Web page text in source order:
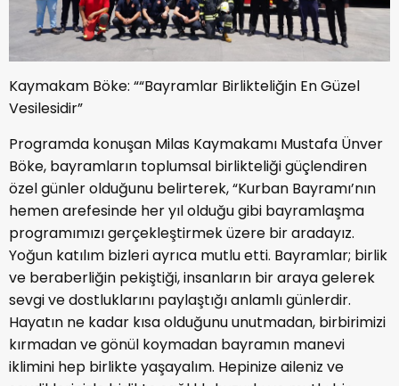
Kaymakam Böke: ““Bayramlar Birlikteliğin En Güzel
Vesilesidir”
Programda konuşan Milas Kaymakamı Mustafa Ünver
Böke, bayramların toplumsal birlikteliği güçlendiren
özel günler olduğunu belirterek, “Kurban Bayramı’nın
hemen arefesinde her yıl olduğu gibi bayramlaşma
programımızı gerçekleştirmek üzere bir aradayız.
Yoğun katılım bizleri ayrıca mutlu etti. Bayramlar; birlik
ve beraberliğin pekiştiği, insanların bir araya gelerek
sevgi ve dostluklarını paylaştığı anlamlı günlerdir.
Hayatın ne kadar kısa olduğunu unutmadan, birbirimizi
kırmadan ve gönül koymadan bayramın manevi
iklimini hep birlikte yaşayalım. Hepinize aileniz ve